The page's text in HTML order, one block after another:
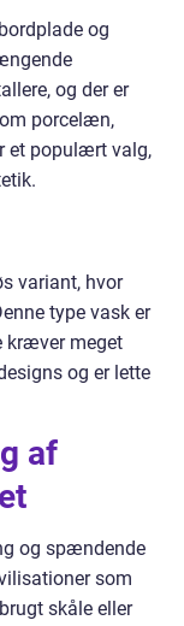
og
og der er
porcelæn,
et populært valg,
variant, hvor
type vask er
kræver meget
og er lette
af
og spændende
som
skåle eller